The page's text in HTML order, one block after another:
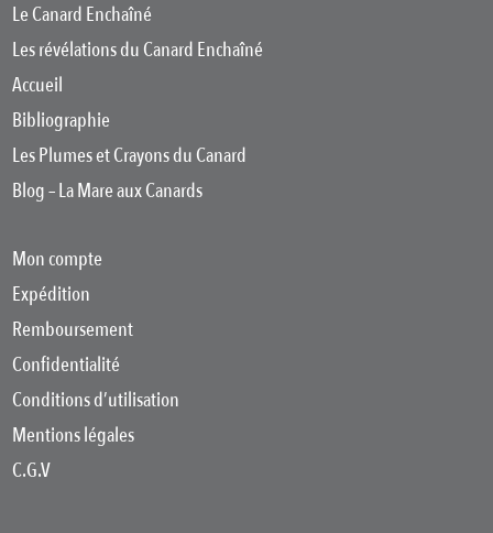
Le Canard Enchaîné
Les révélations du Canard Enchaîné
Accueil
Bibliographie
Les Plumes et Crayons du Canard
Blog – La Mare aux Canards
Mon compte
Expédition
Remboursement
Confidentialité
Conditions d’utilisation
Mentions légales
C.G.V